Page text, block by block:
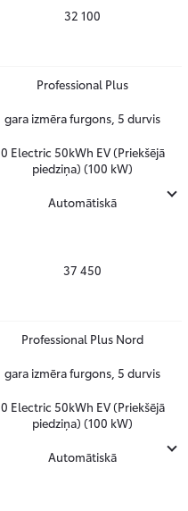
32 100
Professional Plus
gara izmēra furgons, 5 durvis
0 Electric 50kWh EV (Priekšējā
piedziņa) (100 kW)
Automātiskā
37 450
Professional Plus Nord
gara izmēra furgons, 5 durvis
0 Electric 50kWh EV (Priekšējā
piedziņa) (100 kW)
Automātiskā